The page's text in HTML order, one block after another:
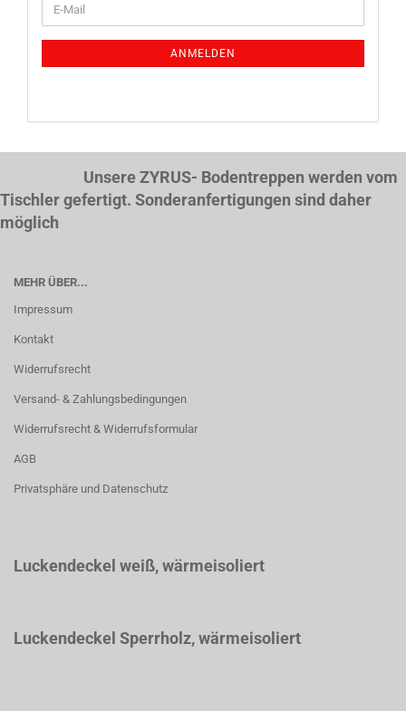
ZUR
E-
Mail
ANMELDEN
Unsere ZYRUS- Bodentreppen werden vom
Tischler gefertigt. Sonderanfertigungen sind daher
möglich
MEHR ÜBER...
Impressum
Kontakt
Widerrufsrecht
Versand- & Zahlungsbedingungen
Widerrufsrecht & Widerrufsformular
AGB
Privatsphäre und Datenschutz
Luckendeckel weiß, wärmeisoliert
Luckendeckel Sperrholz, wärmeisoliert